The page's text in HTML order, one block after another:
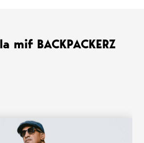
mif BACKPACKERZ
MORE ?